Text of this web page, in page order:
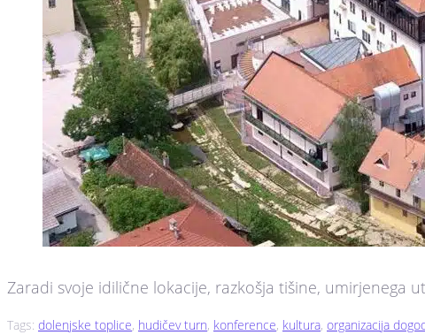
Zaradi svoje idilične lokacije, razkošja tišine, umirjenega
Tags: dolenjske toplice, hudičev turn, konference, kultura, organizacija